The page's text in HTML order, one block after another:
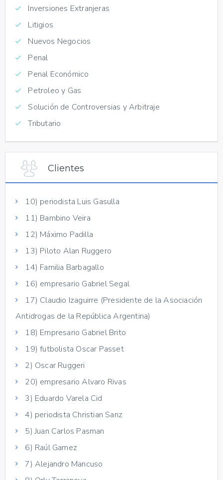
Inversiones Extranjeras
Litigios
Nuevos Negocios
Penal
Penal Económico
Petroleo y Gas
Solución de Controversias y Arbitraje
Tributario
Clientes
10) periodista Luis Gasulla
11) Bambino Veira
12) Máximo Padilla
13) Piloto Alan Ruggero
14) Familia Barbagallo
16) empresario Gabriel Segal
17) Claudio Izaguirre (Presidente de la Asociación
Antidrogas de la República Argentina)
18) Empresario Gabriel Brito
19) futbolista Oscar Passet
2) Oscar Ruggeri
20) empresario Alvaro Rivas
3) Eduardo Varela Cid
4) periodista Christian Sanz
5) Juan Carlos Pasman
6) Raúl Gamez
7) Alejandro Mancuso